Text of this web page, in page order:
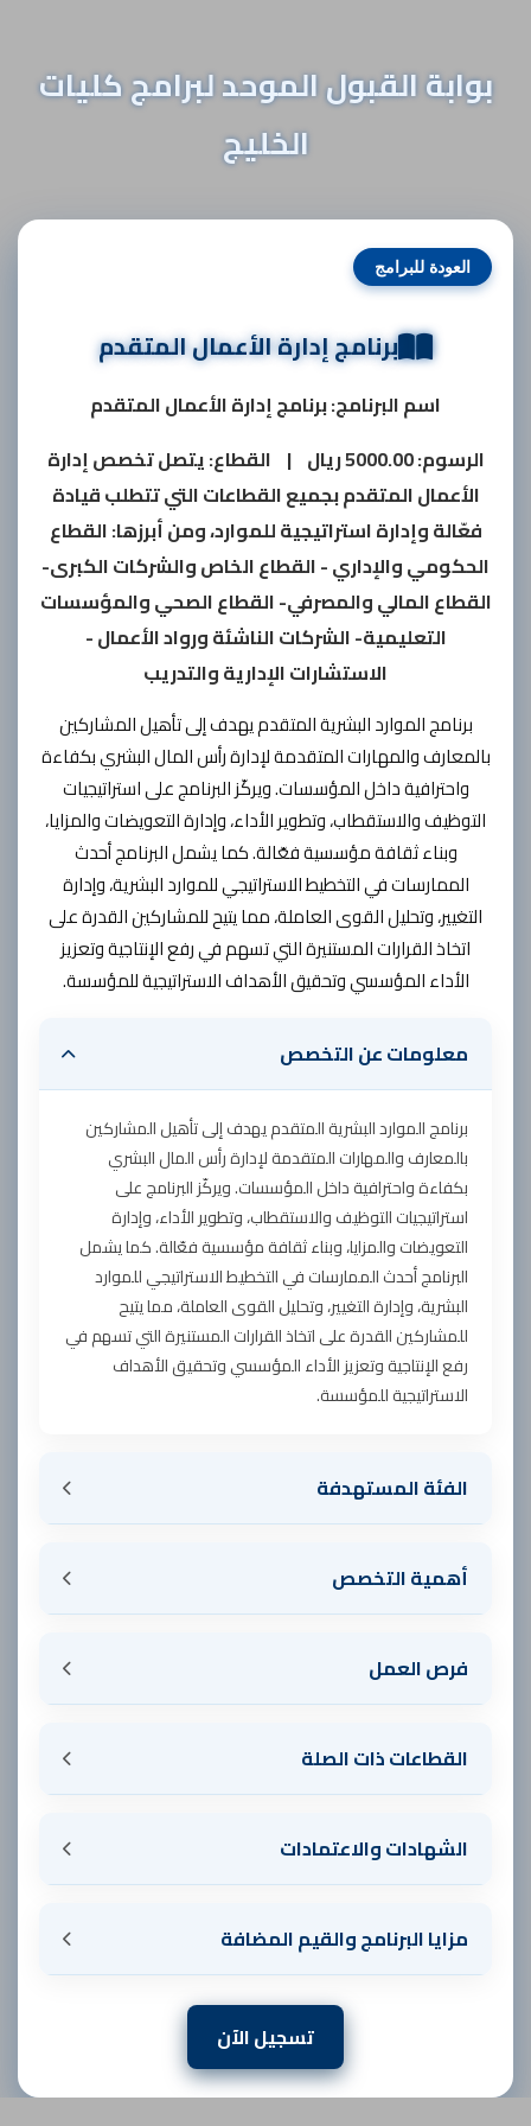
بوابة القبول الموحد لبرامج كليات
الخليج
العودة للبرامج
برنامج إدارة الأعمال المتقدم
اسم البرنامج: برنامج إدارة الأعمال المتقدم
الرسوم:5000.00 ريال | القطاع:يتصل تخصص إدارة
الأعمال المتقدم بجميع القطاعات التي تتطلب قيادة
فعّالة وإدارة استراتيجية للموارد، ومن أبرزها: القطاع
الحكومي والإداري - القطاع الخاص والشركات الكبرى-
القطاع المالي والمصرفي- القطاع الصحي والمؤسسات
التعليمية- الشركات الناشئة ورواد الأعمال -
الاستشارات الإدارية والتدريب
برنامج الموارد البشرية المتقدم يهدف إلى تأهيل المشاركين
بالمعارف والمهارات المتقدمة لإدارة رأس المال البشري بكفاءة
واحترافية داخل المؤسسات. ويركّز البرنامج على استراتيجيات
التوظيف والاستقطاب، وتطوير الأداء، وإدارة التعويضات والمزايا،
وبناء ثقافة مؤسسية فعّالة. كما يشمل البرنامج أحدث
الممارسات في التخطيط الاستراتيجي للموارد البشرية، وإدارة
التغيير، وتحليل القوى العاملة، مما يتيح للمشاركين القدرة على
اتخاذ القرارات المستنيرة التي تسهم في رفع الإنتاجية وتعزيز
الأداء المؤسسي وتحقيق الأهداف الاستراتيجية للمؤسسة.
معلومات عن التخصص
برنامج الموارد البشرية المتقدم يهدف إلى تأهيل المشاركين
بالمعارف والمهارات المتقدمة لإدارة رأس المال البشري
بكفاءة واحترافية داخل المؤسسات. ويركّز البرنامج على
استراتيجيات التوظيف والاستقطاب، وتطوير الأداء، وإدارة
التعويضات والمزايا، وبناء ثقافة مؤسسية فعّالة. كما يشمل
البرنامج أحدث الممارسات في التخطيط الاستراتيجي للموارد
البشرية، وإدارة التغيير، وتحليل القوى العاملة، مما يتيح
للمشاركين القدرة على اتخاذ القرارات المستنيرة التي تسهم في
رفع الإنتاجية وتعزيز الأداء المؤسسي وتحقيق الأهداف
الاستراتيجية للمؤسسة.
الفئة المستهدفة
أهمية التخصص
فرص العمل
القطاعات ذات الصلة
الشهادات والاعتمادات
مزايا البرنامج والقيم المضافة
تسجيل الآن